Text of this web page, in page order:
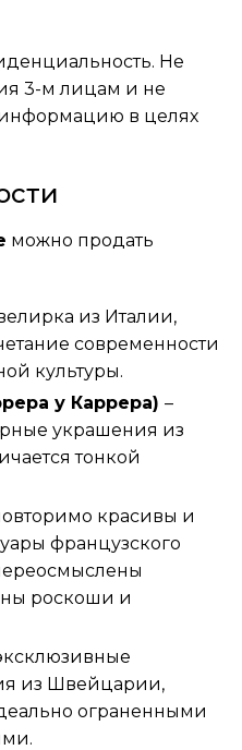
Не
3-м лицам и не
в целях
можно продать
из Италии,
современности
культуры.
у Каррера) –
украшения из
тонкой
красивы и
французского
роскоши и
из Швейцарии,
ограненными